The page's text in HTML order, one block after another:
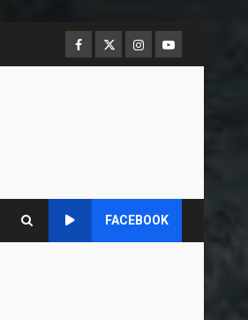
Facebook
TwitterInstagram
Youtube
FACEBOOK